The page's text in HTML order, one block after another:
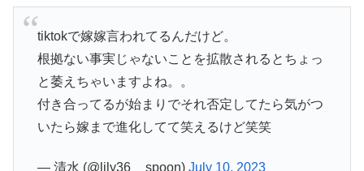
tiktokで嫁嫁言われてるんだけど。
根拠ない事実じゃないことを拡散されるとちょっ
と萎えちゃいますよね。。
付き合ってるが始まりでそれ否定してたら気がつ
いたら嫁まで進化してて笑えるけど笑笑
— 清水 (@lily36__spoon) July 10, 2023